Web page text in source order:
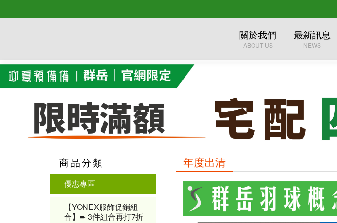
關於我們
ABOUT US
最新訊息
NEWS
商品分類
優惠專區
【YONEX服飾促銷組
合】➨ 3件組合再打7折
年度出清